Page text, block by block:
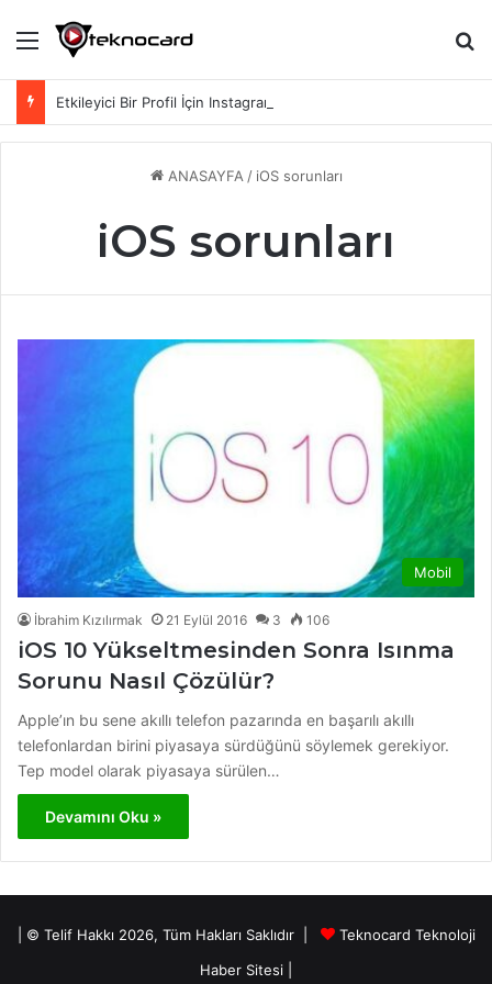
Menü
Etkileyici Bir Profil İçin Instagram Biyografi Sözleri
ANASAYFA / iOS sorunları
iOS sorunları
Mobil
İbrahim Kızılırmak 21 Eylül 2016 3 106
iOS 10 Yükseltmesinden Sonra Isınma
Sorunu Nasıl Çözülür?
Apple’ın bu sene akıllı telefon pazarında en başarılı akıllı
telefonlardan birini piyasaya sürdüğünü söylemek gerekiyor.
Tep model olarak piyasaya sürülen…
Devamını Oku »
| © Telif Hakkı 2026, Tüm Hakları Saklıdır |
Teknocard Teknoloji
Haber Sitesi